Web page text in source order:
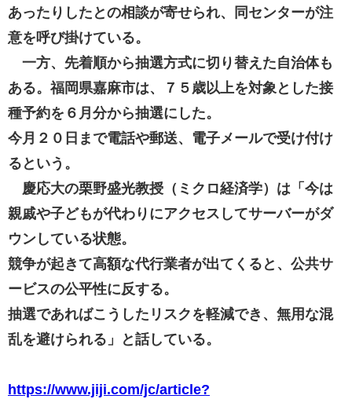
あったりしたとの相談が寄せられ、同センターが注
意を呼び掛けている。
一方、先着順から抽選方式に切り替えた自治体も
ある。福岡県嘉麻市は、７５歳以上を対象とした接
種予約を６月分から抽選にした。
今月２０日まで電話や郵送、電子メールで受け付け
るという。
慶応大の栗野盛光教授（ミクロ経済学）は「今は
親戚や子どもが代わりにアクセスしてサーバーがダ
ウンしている状態。
競争が起きて高額な代行業者が出てくると、公共サ
ービスの公平性に反する。
抽選であればこうしたリスクを軽減でき、無用な混
乱を避けられる」と話している。
https://www.jiji.com/jc/article?